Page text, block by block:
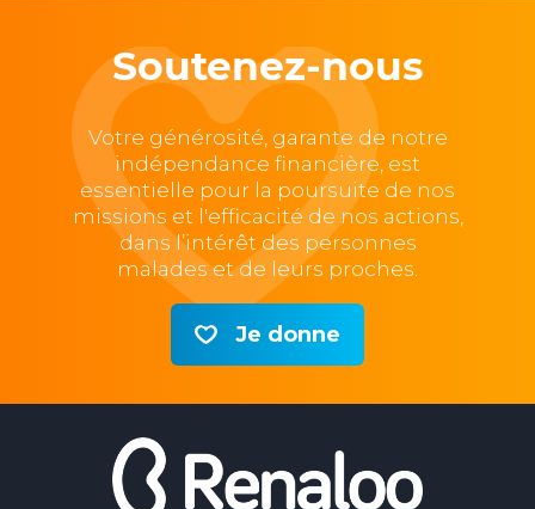
Soutenez-nous
Votre générosité, garante de notre
indépendance financière, est
essentielle pour la poursuite de nos
missions et l'efficacité de nos actions,
dans l’intérêt des personnes
malades et de leurs proches.
Je donne